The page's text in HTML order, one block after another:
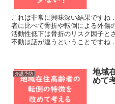
これは非常に興味深い結果ですね
者に比べて骨折や転倒による外傷
活動性低下は骨折のリスク因子と
不動は話が違うということですね．
介護予防
地域
めて